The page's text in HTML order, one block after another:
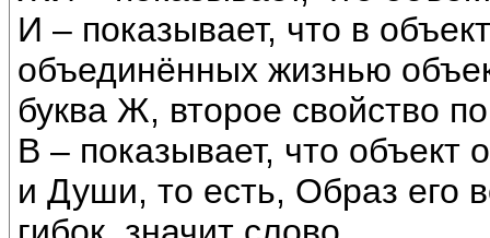
И – показывает, что в
объединённых жизнью
буква Ж, второе свойство
В – показывает, что объект
и Души, то есть, Образ его